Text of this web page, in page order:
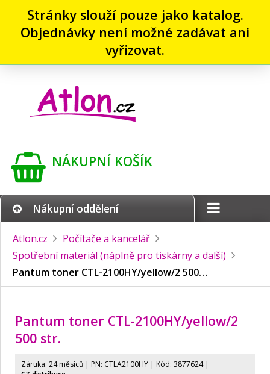
Stránky slouží pouze jako katalog.
Objednávky není možné zadávat ani
vyřizovat.
NÁKUPNÍ KOŠÍK
Nákupní oddělení
Atlon.cz
Počítače a kancelář
Spotřební materiál (náplně pro tiskárny a další)
Pantum toner CTL-2100HY/yellow/2 500…
Pantum toner CTL-2100HY/yellow/2
500 str.
Záruka: 24 měsíců | PN: CTLA2100HY | Kód: 3877624|